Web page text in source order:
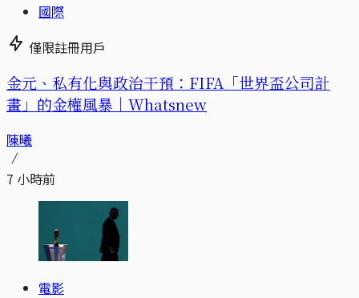
國際
僅限註冊用戶
金元、私有化與政治干預：FIFA「世界盃公司計
畫」的金權風暴｜Whatsnew
陳曦
7 小時前
電影